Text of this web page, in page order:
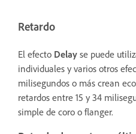
Retardo
El efecto Delay se puede
individuales y varios otros
milisegundos o más crean
retardos entre 15 y 34
simple de coro o flanger.